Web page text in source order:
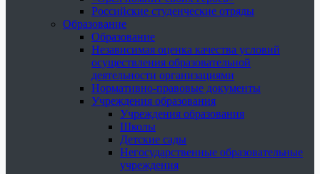
Российские студенческие отряды
Образование
Образование
Независимая оценка качества условий
осуществления образовательной
деятельности организациями
Нормативно-правовые документы
Учреждения образования
Учреждения образования
Школы
Детские сады
Негосударственные образовательные
учреждения